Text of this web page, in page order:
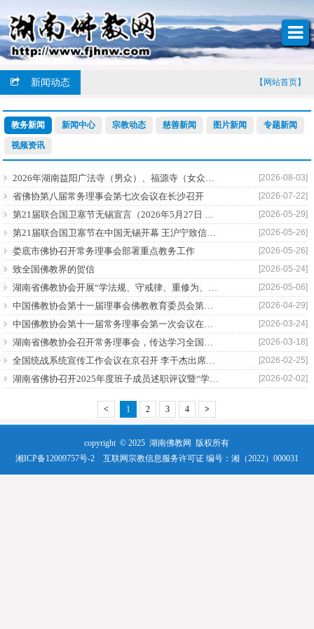
新闻动态 【网站首页】
教务新闻 新闻中心 宗教动态 慈善新闻 图片新闻 专题新闻
视频资讯
[2026-08-03]
[2026-07-22]
省佛协第八届常务理事会第七次会议在长沙召开
[2026-05-29]
[2026-05-26]
[2026-05-26]
娄底市佛协召开常务理事会部署重点教务工作
[2026-05-24]
致全国佛教界的贺信
[2026-05-06]
[2026-04-29]
[2026-03-24]
[2026-03-18]
[2026-02-25]
[2026-02-02]
< 1 2 3 4 >
copyright © 2025 湖南佛教网 版权所有
湘ICP备12009757号-2
互联网宗教信息服务许可证 编号：湘（2022）000031